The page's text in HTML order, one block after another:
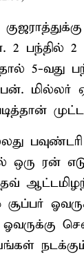
2 பந்தில்
5-வது
மில்லர்
ரன்
ஓவருக்கு